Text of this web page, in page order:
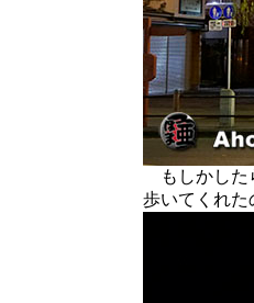
もしかした
歩いてくれた